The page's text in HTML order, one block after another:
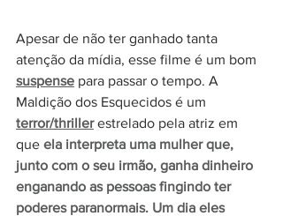
Apesar de não ter ganhado tanta
atenção da mídia, esse filme é um bom
suspense para passar o tempo. A
Maldição dos Esquecidos é um
terror/thriller estrelado pela atriz em
que ela interpreta uma mulher que,
junto com o seu irmão, ganha dinheiro
enganando as pessoas fingindo ter
poderes paranormais. Um dia eles